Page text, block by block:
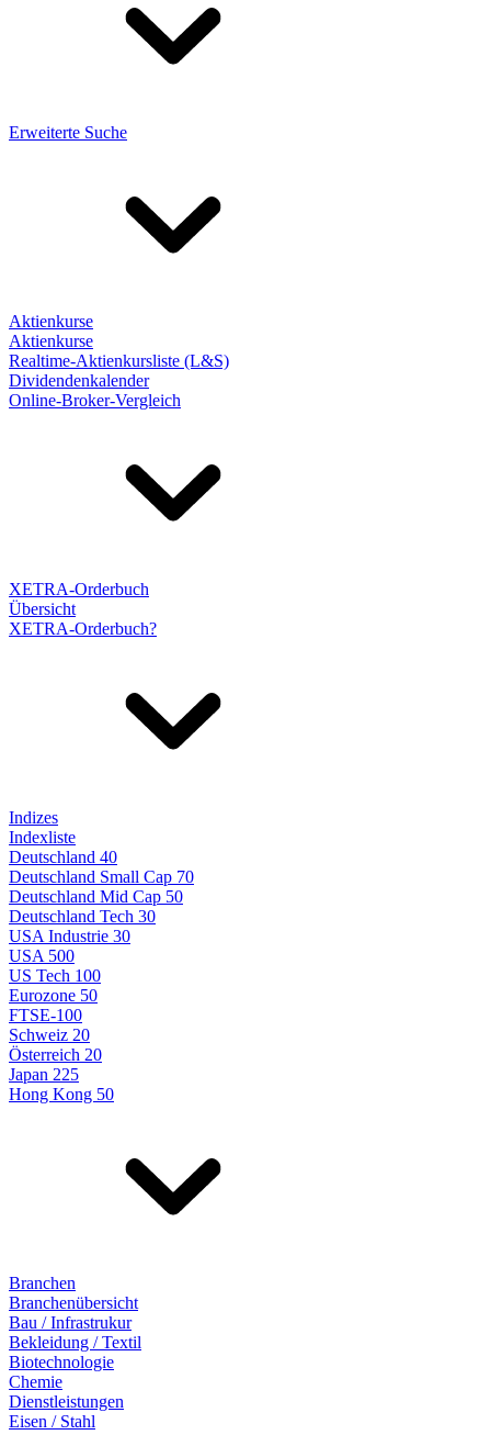
Erweiterte Suche
Aktienkurse
Aktienkurse
Realtime-Aktienkursliste (L&S)
Dividendenkalender
Online-Broker-Vergleich
XETRA-Orderbuch
Übersicht
XETRA-Orderbuch?
Indizes
Indexliste
Deutschland 40
Deutschland Small Cap 70
Deutschland Mid Cap 50
Deutschland Tech 30
USA Industrie 30
USA 500
US Tech 100
Eurozone 50
FTSE-100
Schweiz 20
Österreich 20
Japan 225
Hong Kong 50
Branchen
Branchenübersicht
Bau / Infrastrukur
Bekleidung / Textil
Biotechnologie
Chemie
Dienstleistungen
Eisen / Stahl